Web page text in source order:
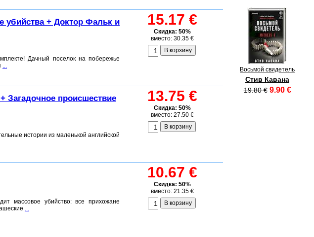
убийства + Доктор Фальк и
Дачный поселок на побережье
...
15.17 €
Скидка: 50%
вместо: 30.35 €
Загадочное происшествие
истории из маленькой английской
13.75 €
Скидка: 50%
вместо: 27.50 €
массовое убийство: все прихожане
...
10.67 €
Скидка: 50%
вместо: 21.35 €
Восьмой свидетель
Стив Кавана
19.80 € 9.90 €